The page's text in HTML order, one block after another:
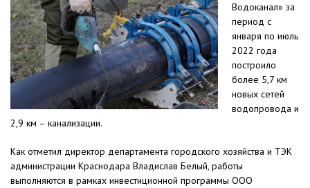
Водоканал» за
период с
января по июль
2022 года
построило
более 5,7 км
новых сетей
водопровода и
2,9 км – канализации.
Как отметил директор департамента городского хозяйства и ТЭК
администрации Краснодара Владислав Белый, работы
выполняются в рамках инвестиционной программы ООО